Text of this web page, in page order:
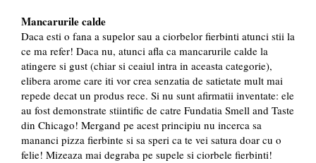
Mancarurile calde
Daca esti o fana a supelor sau a ciorbelor fierbinti atunci stii la
ce ma refer! Daca nu, atunci afla ca mancarurile calde la
atingere si gust (chiar si ceaiul intra in aceasta categorie),
elibera arome care iti vor crea senzatia de satietate mult mai
repede decat un produs rece. Si nu sunt afirmatii inventate: ele
au fost demonstrate stiintific de catre Fundatia Smell and Taste
din Chicago! Mergand pe acest principiu nu incerca sa
mananci pizza fierbinte si sa speri ca te vei satura doar cu o
felie! Mizeaza mai degraba pe supele si ciorbele fierbinti!